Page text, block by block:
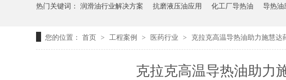
热门关键词： 润滑油行业解决方案 抗磨液压油应用 化工厂导热油 导热油
您的位置： 首页 > 工程案例 > 医药行业 > 克拉克高温导热油助力施慧达
克拉克高温导热油助力